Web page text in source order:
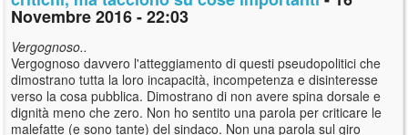
Novembre 2016 - 22:03
Vergognoso..
Vergognoso davvero l'atteggiamento di questi pseudopolitici che
dimostrano tutta la loro incapacità, incompetenza e disinteresse
verso la cosa pubblica. Dimostrano di non avere spina dorsale e
dignità meno che zero. Non ho sentito una parola per criticare le
malefatte (e sono tante) del sindaco. Non una parola sul giro